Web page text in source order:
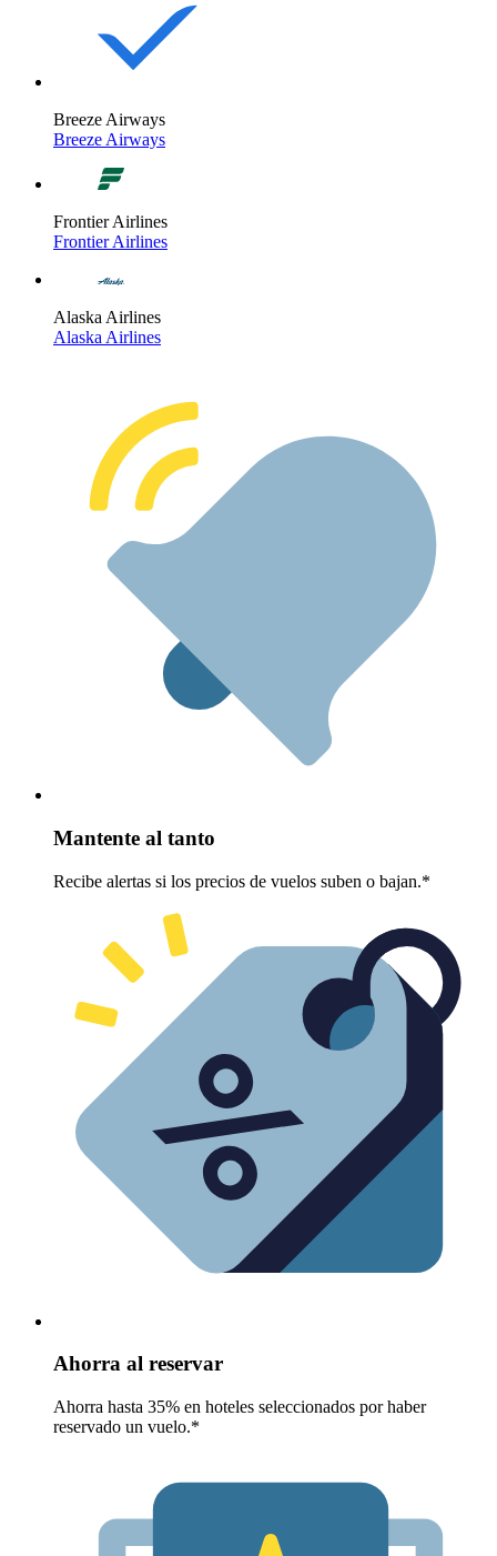
Breeze Airways
Breeze Airways
Frontier Airlines
Frontier Airlines
Alaska Airlines
Alaska Airlines
Mantente al tanto
Recibe alertas si los precios de vuelos suben o bajan.*
Ahorra al reservar
Ahorra hasta 35% en hoteles seleccionados por haber
reservado un vuelo.*